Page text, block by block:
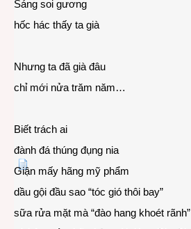
Sáng soi gương
hốc hác thấy ta già
Nhưng ta đã già đâu
chỉ mới nửa trăm năm…
Biết trách ai
đành đá thúng đụng nia
Giận mấy hãng mỹ phẩm
dầu gội đầu sao “tóc gió thôi bay”
sữa rửa mặt mà “đào hang khoét rãnh”